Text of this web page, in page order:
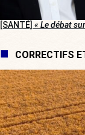
[SANTÉ] « Le débat
CORRECTIFS